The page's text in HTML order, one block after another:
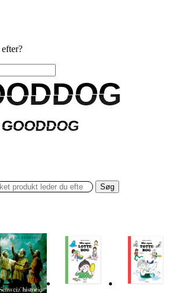
GOODDOG
GOODDOG
Søg